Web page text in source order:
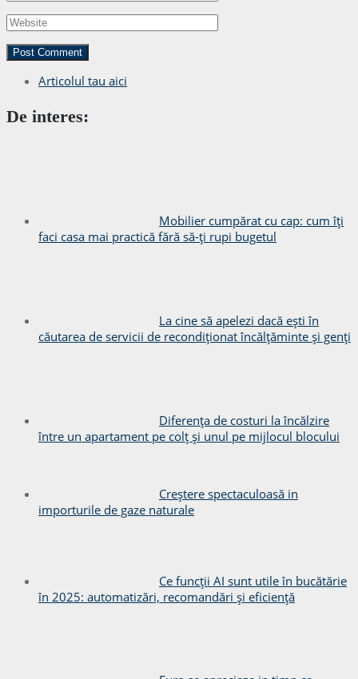
Articolul tau aici
De interes:
Mobilier cumpărat cu cap: cum îți
faci casa mai practică fără să-ți rupi bugetul
La cine să apelezi dacă ești în
căutarea de servicii de recondiționat încălțăminte și genți
Diferența de costuri la încălzire
între un apartament pe colț și unul pe mijlocul blocului
Creștere spectaculoasă in
importurile de gaze naturale
Ce funcții AI sunt utile în bucătărie
în 2025: automatizări, recomandări și eficiență